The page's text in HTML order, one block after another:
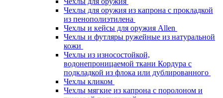
Чехлы для оружия из капрона с прокладкой
из пенополиэтилена
Чехлы и кейсы для оружия Allen
Чехлы и футляры ружейные из натуральной
кожи
Чехлы из износостойкой,
водонепроницаемой ткани Кордура с
подкладкой из флока или дублированного
Чехлы кликом
Чехлы мягкие из капрона с поролоном и